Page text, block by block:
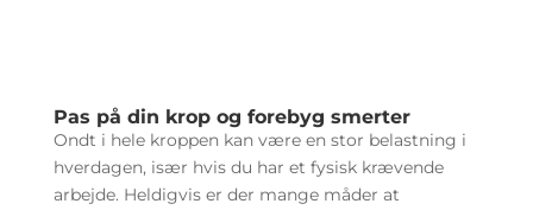
Pas på din krop og forebyg smerter
Ondt i hele kroppen kan være en stor belastning i
hverdagen, især hvis du har et fysisk krævende
arbejde. Heldigvis er der mange måder at